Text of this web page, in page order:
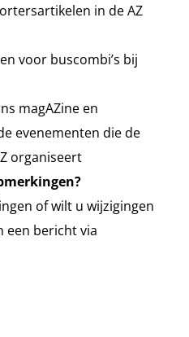
in de AZ
voor buscombi’s bij
magAZine en
evenementen die de
organiseert
of wilt u wijzigingen
een bericht via